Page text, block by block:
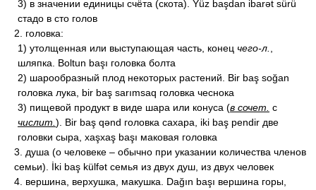
3) в значении единицы счёта (скота). Yüz başdan ibarət sürü
стадо в сто голов
2. головка:
1) утолщенная или выступающая часть, конец чего-л.
шляпка. Boltun başı головка болта
2) шарообразный плод некоторых растений. Bir baş soğan
головка лука, bir baş sarımsaq головка чеснока
3) пищевой продукт в виде шара или конуса (в сочет. с
числит. ). Bir baş qənd головка сахара, iki baş pendir две
головки сыра, xaşxaş başı маковая головка
3. душа (о человеке – обычно при указании количества членов
семьи). İki baş külfət семья из двух душ, из двух человек
4. вершина, верхушка, макушка. Dağın başı вершина горы,